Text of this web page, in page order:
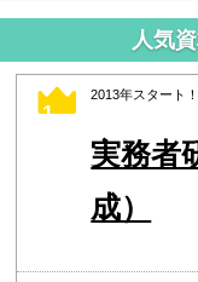
人気
1
2013年スタート
実務者
成）